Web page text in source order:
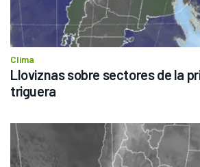
Clima
Lloviznas sobre sectores de la
triguera